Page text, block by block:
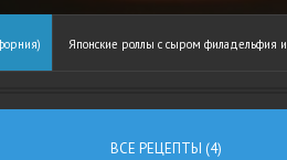
Японские роллы с сыром филадельфия
ВСЕ РЕЦЕПТЫ (4)